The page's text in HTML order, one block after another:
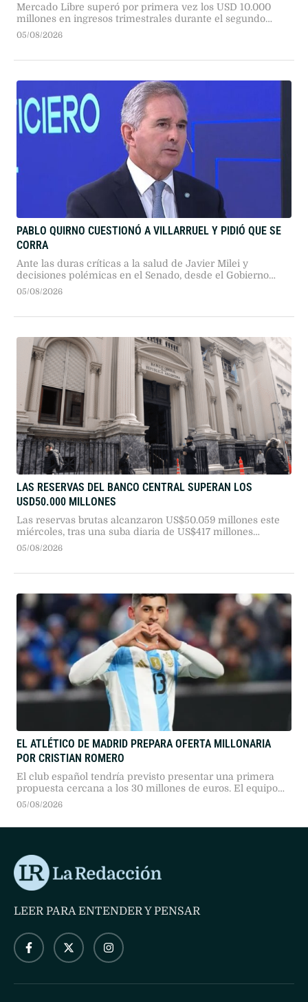
Mercado Libre superó por primera vez los USD 10.000
millones en ingresos trimestrales durante el segundo
trimestre de 2026, impulsado por el negocio financiero y
05/08/2026
PABLO QUIRNO CUESTIONÓ A VILLARRUEL Y PIDIÓ QUE SE
CORRA
Ante las duras críticas a la salud de Javier Milei y
decisiones polémicas en el Senado, desde el Gobierno
nacional reclamaron la renuncia de la vicepresidenta
05/08/2026
LAS RESERVAS DEL BANCO CENTRAL SUPERAN LOS
USD50.000 MILLONES
Las reservas brutas alcanzaron US$50.059 millones este
miércoles, tras una suba diaria de US$417 millones
impulsada principalmente por la valorización del oro.
05/08/2026
EL ATLÉTICO DE MADRID PREPARA OFERTA MILLONARIA
POR CRISTIAN ROMERO
El club español tendría previsto presentar una primera
propuesta cercana a los 30 millones de euros. El equipo
de Diego Simeone sería la prioridad del defensor
05/08/2026
LEER PARA ENTENDER Y PENSAR